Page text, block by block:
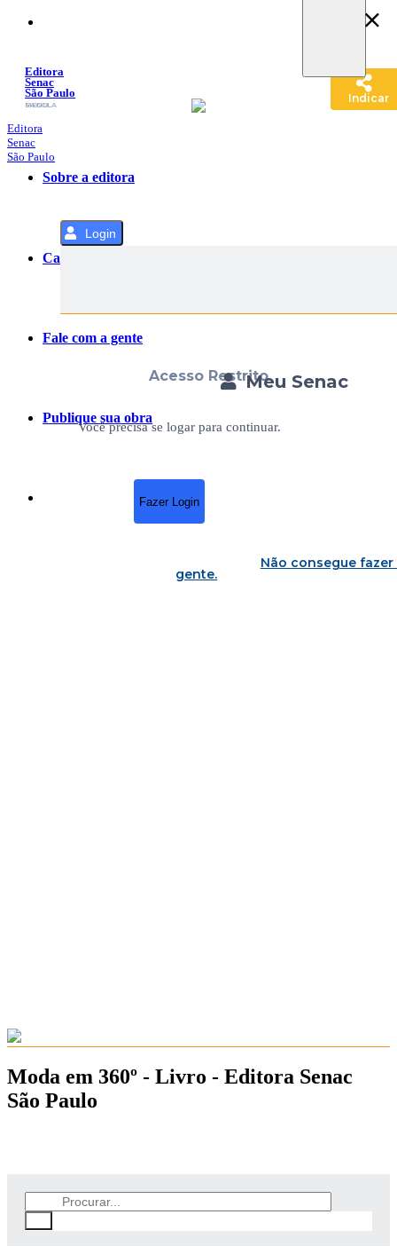
Conteúdo
Editora
Senac
São Paulo
SACOLA
MENU
Editora
Senac
São Paulo
Sobre a editora
Categorias
Fale com a gente
Publique sua obra
Login
Meu Senac
Acesso Restrito
Você precisa se logar para continuar.
Fazer Login
Não consegue
gente.
Moda em 360º - Livro - Editora Senac
São Paulo
Indicar